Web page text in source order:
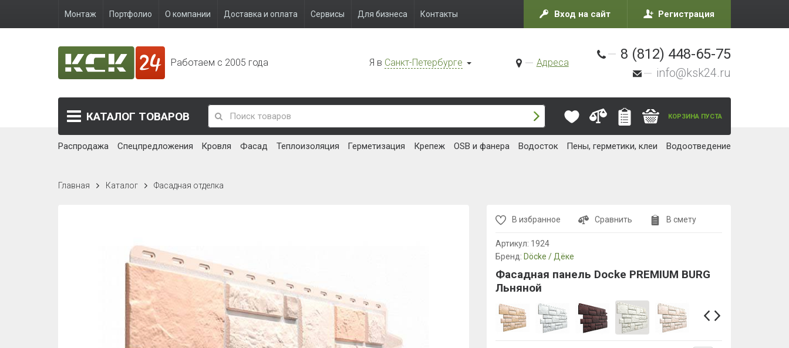
Монтаж Портфолио О компании Доставка и оплата Сервисы Для бизнеса Контакты Вход на сайт Регистрация
Работаем с 2005 года Я в Санкт-Петербурге Адреса
8 (812) 448-65-75
info@ksk24.ru
КАТАЛОГ ТОВАРОВ КОРЗИНА ПУСТА
Распродажа Спецпредложения Кровля Фасад Теплоизоляция Герметизация Крепеж OSB и фанера Водосток Пены, герметики, клеи Водоотведение
Главная Каталог Фасадная отделка
В избранное Сравнить В смету
Артикул: 1924
Бренд: Döcke / Дёке
Фасадная панель Docke PREMIUM BURG
Льняной